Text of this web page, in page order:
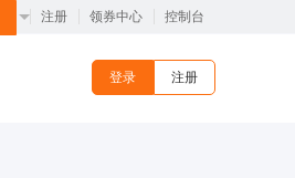
注册 领券中心 控制台
登录 注册